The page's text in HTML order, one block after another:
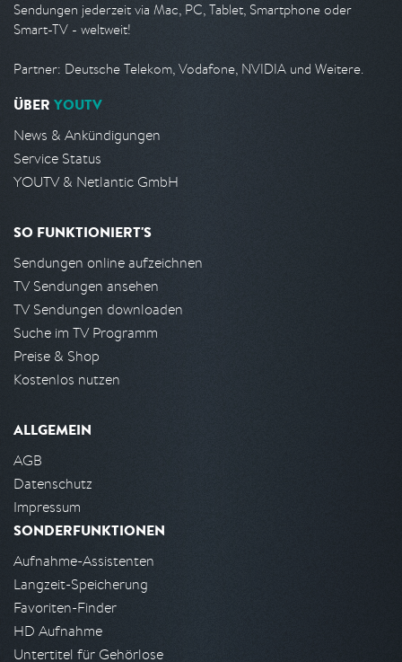
Sendungen jederzeit via Mac, PC, Tablet, Smartphone oder
Smart-TV - weltweit!
Partner: Deutsche Telekom, Vodafone, NVIDIA und Weitere.
ÜBER YOUTV
News & Ankündigungen
Service Status
YOUTV & Netlantic GmbH
SO FUNKTIONIERT'S
Sendungen online aufzeichnen
TV Sendungen ansehen
TV Sendungen downloaden
Suche im TV Programm
Preise & Shop
Kostenlos nutzen
ALLGEMEIN
AGB
Datenschutz
Impressum
SONDERFUNKTIONEN
Aufnahme-Assistenten
Langzeit-Speicherung
Favoriten-Finder
HD Aufnahme
Untertitel für Gehörlose